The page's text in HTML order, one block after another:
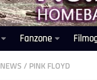
Fanzone
NEWS / PINK FLOYD